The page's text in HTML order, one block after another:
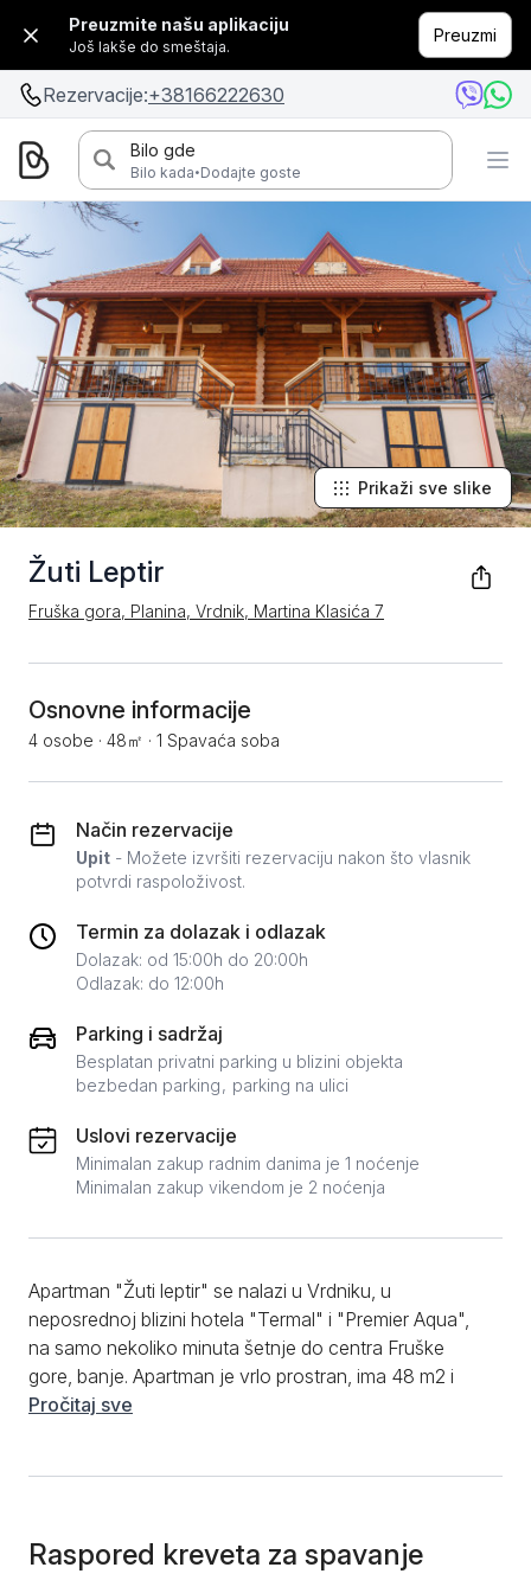
Preuzmite našu aplikaciju
Još lakše do smeštaja.
Preuzmi
Rezervacije:+38166222630
Bilo gde
Bilo kada·Dodajte goste
Žuti Leptir
Fruška gora, Planina, Vrdnik, Martina Klasića 7
Prikaži sve slike
Osnovne informacije
4 osobe · 48㎡ · 1 Spavaća soba
Način rezervacije
Upit - Možete izvršiti rezervaciju nakon što vlasnik
potvrdi raspoloživost.
Termin za dolazak i odlazak
Dolazak: od 15:00h do 20:00h
Odlazak: do 12:00h
Parking i sadržaj
Besplatan privatni parking u blizini objekta
bezbedan parking parking na ulici
Uslovi rezervacije
Minimalan zakup radnim danima je 1 noćenje
Minimalan zakup vikendom je 2 noćenja
Apartman "Žuti leptir" se nalazi u Vrdniku, u
neposrednoj blizini hotela "Termal" i "Premier Aqua",
na samo nekoliko minuta šetnje do centra Fruške
gore, banje. Apartman je vrlo prostran, ima 48 m2 i
urađen je u rustičnom stilu od drveta, izuzetno
sklopu njega se nalazi trpezarijski sto sa stolicama,
kao i kompletno opremljena kuhinja. Kupatilo je
Pročitaj sve
Raspored kreveta za spavanje